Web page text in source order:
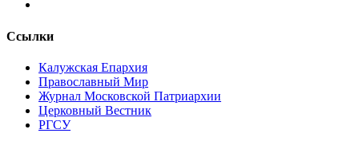
Ссылки
Калужская Епархия
Православный Мир
Журнал Московской Патриархии
Церковный Вестник
РГСУ